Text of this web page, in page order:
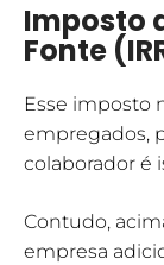
Imposto
Fonte
Esse imposto
empregados,
colaborador é
Contudo,
empresa